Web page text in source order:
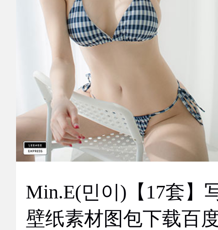
Min.E(민이)【17套】
壁纸素材图包下载百